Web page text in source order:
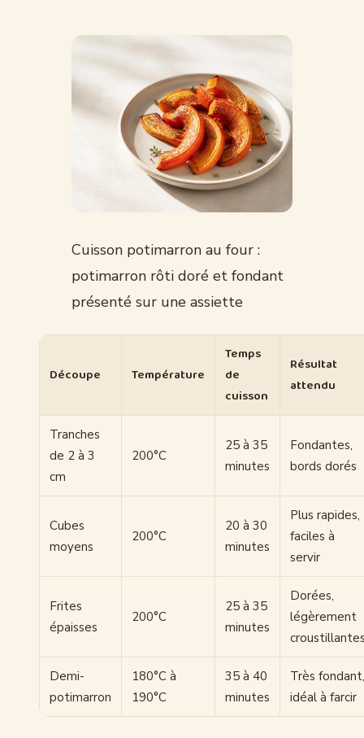
Cuisson potimarron au four :
potimarron rôti doré et fondant
présenté sur une assiette
Découpe Température
Temps
de
cuisson
Résultat
attendu
Tranches
de 2 à 3
cm
200°C
25 à 35
minutes
Fondantes,
bords dorés
Cubes
moyens
200°C
20 à 30
minutes
Plus rapides,
faciles à
servir
Frites
épaisses
200°C
25 à 35
minutes
Dorées,
légèrement
Demi-
potimarron
180°C à
190°C
35 à 40
minutes
Très fondant,
idéal à farcir